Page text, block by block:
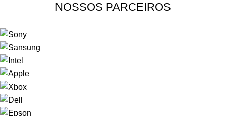
NOSSOS PARCEIROS